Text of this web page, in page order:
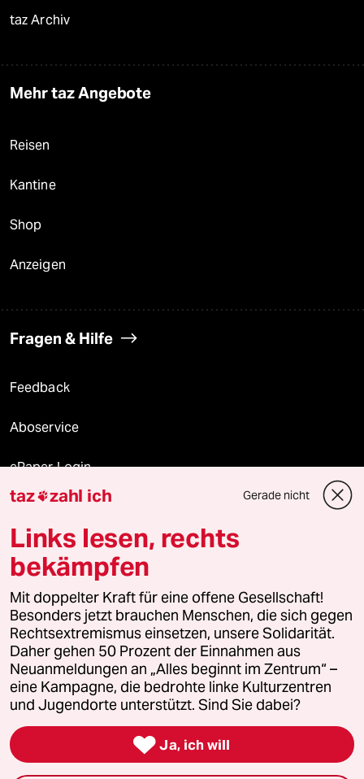
taz Archiv
Mehr taz Angebote
Reisen
Kantine
Shop
Anzeigen
Fragen & Hilfe
Feedback
Aboservice
ePaper Login
Downloads für Abonnierende
© 2026 taz Verlags und Vertriebs GmbH
Alle Rechte vorbehalten. Bei rechtlichen Fragen oder für Genehmigungen
wenden Sie sich bitte an
lizenzen@taz.de
Feedback Redaktionsstatut Kommune-Richtlinien
Leitlinie Informant Datenschutz Impressum AGB
Seitenwende Einwilligungen widerrufen (Ads)
taz zahl ich Gerade nicht
Links lesen, rechts
bekämpfen
Mit doppelter Kraft für eine offene Gesellschaft!
Besonders jetzt brauchen Menschen, die sich gegen
Rechtsextremismus einsetzen, unsere Solidarität.
Daher gehen 50 Prozent der Einnahmen aus
Neuanmeldungen an „Alles beginnt im Zentrum“ –
eine Kampagne, die bedrohte linke Kulturzentren
und Jugendorte unterstützt. Sind Sie dabei?
 Ja, ich will